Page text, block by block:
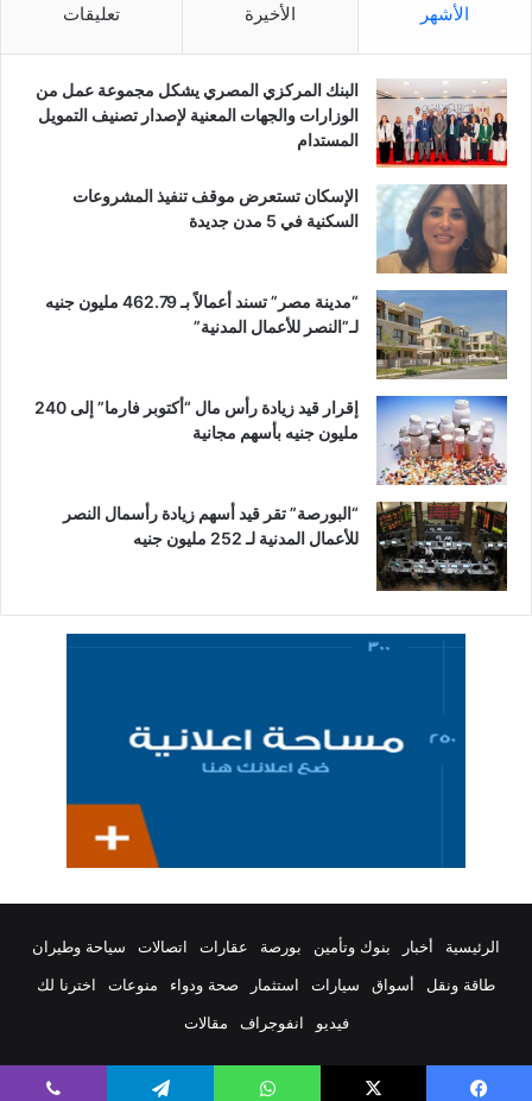
الأشهر الأخيرة تعليقات
البنك المركزي المصري يشكل مجموعة عمل من
الوزارات والجهات المعنية لإصدار تصنيف التمويل
المستدام
الإسكان تستعرض موقف تنفيذ المشروعات
السكنية في 5 مدن جديدة
“مدينة مصر” تسند أعمالاً بـ 462.79 مليون جنيه
لـ”النصر للأعمال المدنية”
إقرار قيد زيادة رأس مال “أكتوبر فارما” إلى 240
مليون جنيه بأسهم مجانية
“البورصة” تقر قيد أسهم زيادة رأسمال النصر
للأعمال المدنية لـ 252 مليون جنيه
الرئيسية أخبار بنوك وتأمين بورصة عقارات اتصالات
سياحة وطيران
طاقة ونقل
أسواق سيارات استثمار صحة ودواء منوعات
اخترنا لك
فيديو
انفوجراف مقالات